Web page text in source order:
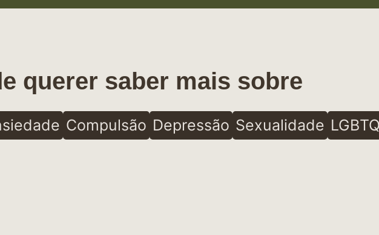
querer saber mais sobre
Compulsão Depressão Sexualidade